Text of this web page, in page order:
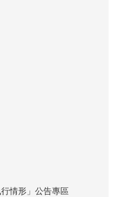
行情形」公告專區